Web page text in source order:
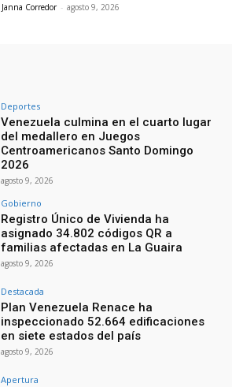
Janna Corredor - agosto 9, 2026
Deportes
Venezuela culmina en el cuarto lugar
del medallero en Juegos
Centroamericanos Santo Domingo
2026
agosto 9, 2026
Gobierno
Registro Único de Vivienda ha
asignado 34.802 códigos QR a
familias afectadas en La Guaira
agosto 9, 2026
Destacada
Plan Venezuela Renace ha
inspeccionado 52.664 edificaciones
en siete estados del país
agosto 9, 2026
Apertura